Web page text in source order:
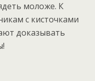
моложе. К
с кисточками
доказывать